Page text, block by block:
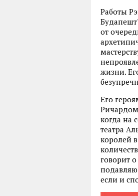
Работы
от
жизни.
Его
Ричардом
когда на
театра
королей
говорит
подавляю
если и